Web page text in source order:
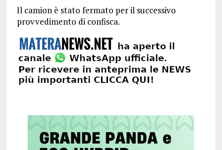
Il camion è stato fermato per il successivo
provvedimento di confisca.